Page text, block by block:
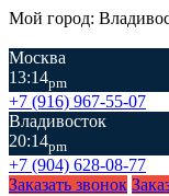
Мой город:
Москва
13:14pm
+7 (916) 967-55-07
Владивосток
20:14pm
+7 (904) 628-08-77
Заказать звонок